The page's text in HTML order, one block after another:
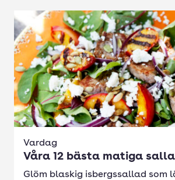
Vardag
Våra 12 bästa matiga
Glöm blaskig isbergssallad som